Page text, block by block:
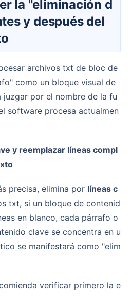
y después del
como un bloque visual de
por el nombre de la fu
software procesa actualmen
precisa, elimina por líneas c
txt, si un bloque de contenid
en blanco, cada párrafo o
clave se concentra en u
se manifestará como "elim